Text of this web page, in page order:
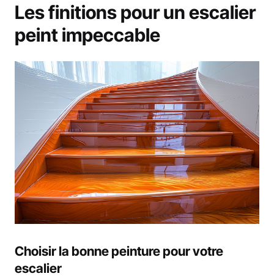
Les finitions pour un escalier
peint impeccable
Choisir la bonne peinture pour votre
escalier